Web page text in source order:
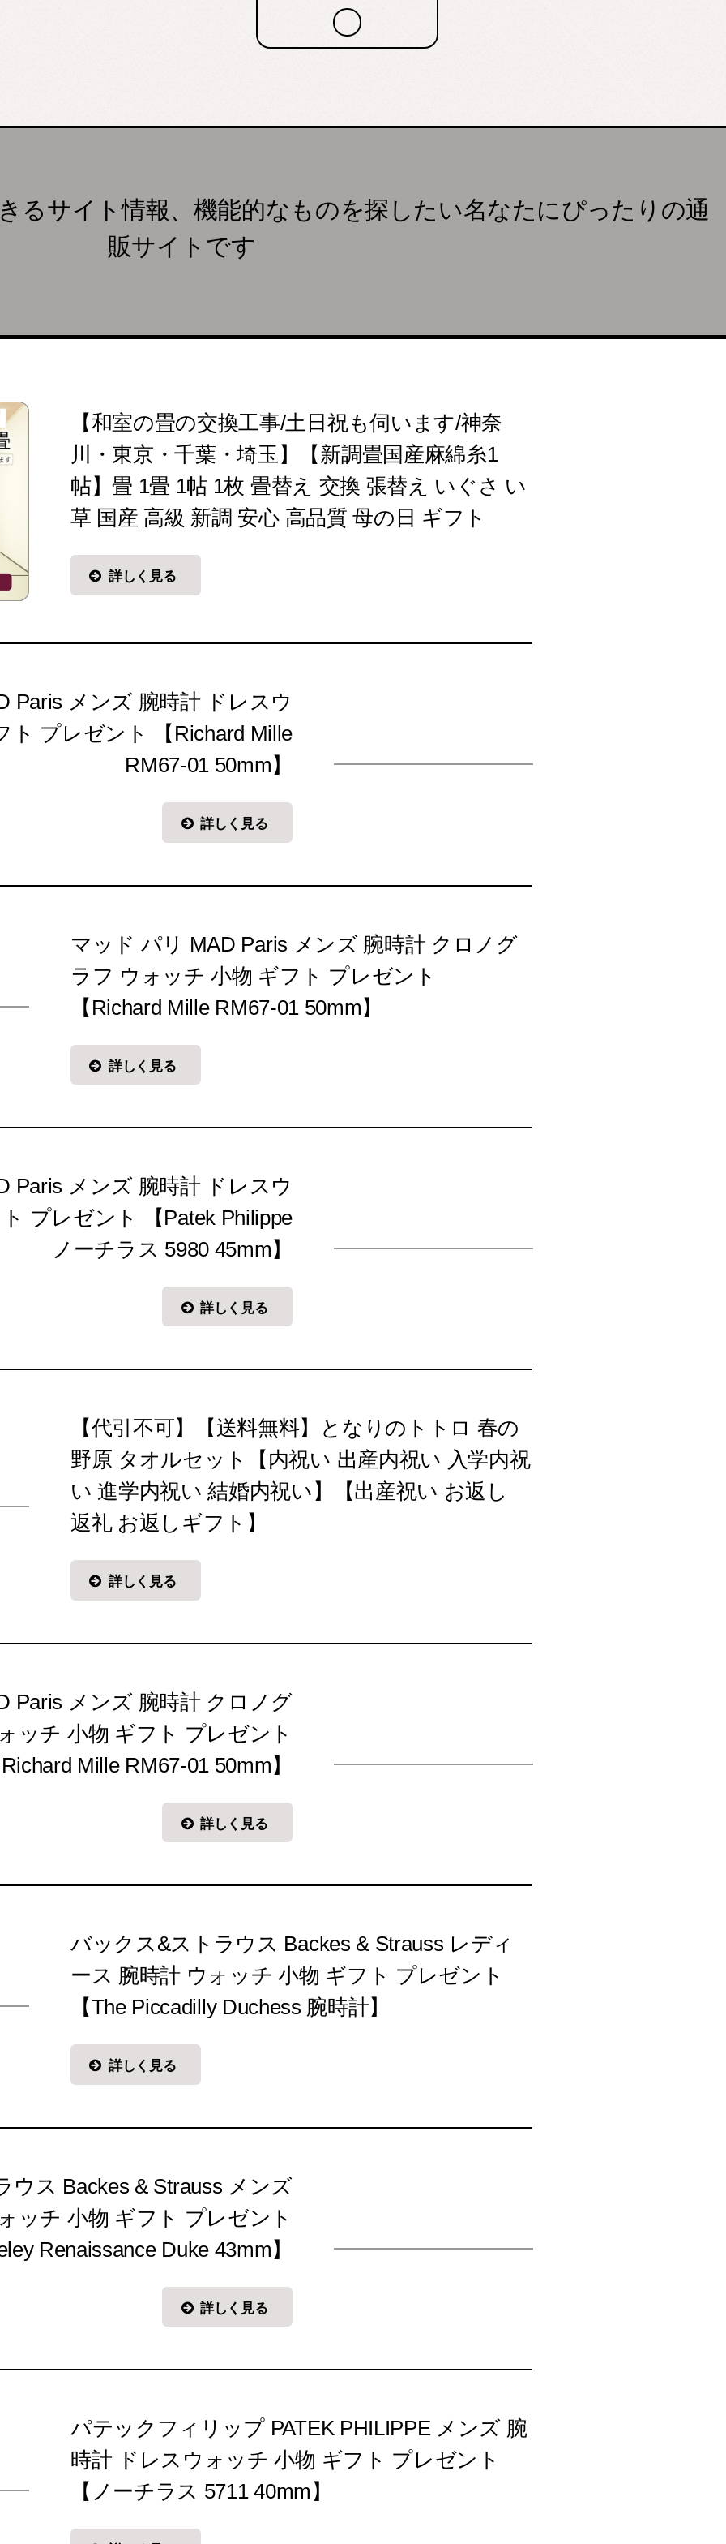
るサイト情報、機能的なものを探したい名なたにぴったりの通
販サイトです
【和室の畳の交換工事/土日祝も伺います/神奈
川・東京・千葉・埼玉】【新調畳国産麻綿糸1
帖】畳 1畳 1帖 1枚 畳替え 交換 張替え いぐさ い
草 国産 高級 新調 安心 高品質 母の日 ギフト
詳しく見る
Paris メンズ 腕時計 ドレスウ
ト プレゼント 【Richard Mille
RM67-01 50mm】
詳しく見る
マッド パリ MAD Paris メンズ 腕時計 クロノグ
ラフ ウォッチ 小物 ギフト プレゼント
【Richard Mille RM67-01 50mm】
詳しく見る
Paris メンズ 腕時計 ドレスウ
プレゼント 【Patek Philippe
ノーチラス 5980 45mm】
詳しく見る
【代引不可】【送料無料】となりのトトロ 春の
野原 タオルセット【内祝い 出産内祝い 入学内祝
い 進学内祝い 結婚内祝い】【出産祝い お返し
返礼 お返しギフト】
詳しく見る
Paris メンズ 腕時計 クロノグ
ッチ 小物 ギフト プレゼント
Richard Mille RM67-01 50mm】
詳しく見る
バックス&ストラウス Backes & Strauss レディ
ース 腕時計 ウォッチ 小物 ギフト プレゼント
【The Piccadilly Duchess 腕時計】
詳しく見る
ウス Backes & Strauss メンズ
ッチ 小物 ギフト プレゼント
Renaissance Duke 43mm】
詳しく見る
パテックフィリップ PATEK PHILIPPE メンズ 腕
時計 ドレスウォッチ 小物 ギフト プレゼント
【ノーチラス 5711 40mm】